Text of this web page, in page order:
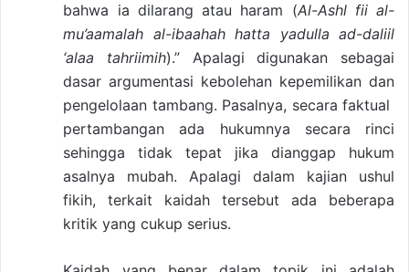
bahwa ia dilarang atau haram (Al-Ashl fii al-
mu’aamalah al-ibaahah hatta yadulla ad-daliil
‘alaa tahriimih).” Apalagi digunakan sebagai
dasar argumentasi kebolehan kepemilikan dan
pengelolaan tambang. Pasalnya, secara faktual
pertambangan ada hukumnya secara rinci
sehingga tidak tepat jika dianggap hukum
asalnya mubah. Apalagi dalam kajian ushul
fikih, terkait kaidah tersebut ada beberapa
kritik yang cukup serius.